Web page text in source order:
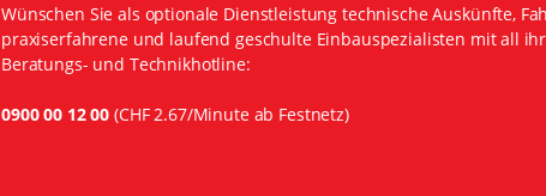
Wünschen Sie als optionale Dienstleistung technische Auskünfte,
praxiserfahrene und laufend geschulte Einbauspezialisten mit all
Beratungs- und Technikhotline:
0900 00 12 00 (CHF 2.67/Minute ab Festnetz)